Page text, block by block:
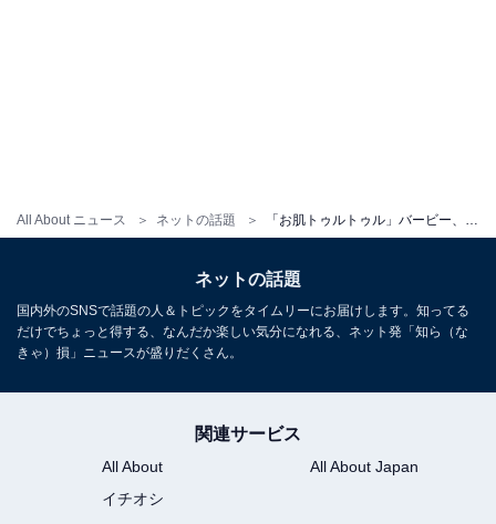
All About ニュース ネットの話題
ネットの話題
国内外のSNSで話題の人＆トピックをタイムリーにお届けします。知ってる
だけでちょっと得する、なんだか楽しい気分になれる、ネット発「知ら（な
きゃ）損」ニュースが盛りだくさん。
関連サービス
All About
All About Japan
イチオシ